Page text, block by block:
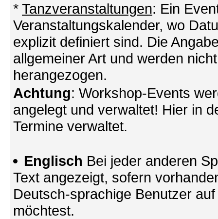
* Tanzveranstaltungen: Ein
Veranstaltungskalender, wo
explizit definiert sind. Die
allgemeiner Art und werden
herangezogen.
Achtung: Workshop-Events
angelegt und verwaltet! Hier in
Termine verwaltet.
Englisch Bei jeder anderen
Text angezeigt, sofern
Deutsch-sprachige Benutzer
möchtest.